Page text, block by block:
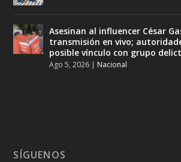
Asesinan al influencer César
transmisión en vivo;
posible vínculo con grupo
Ago 5, 2026 | Nacional
SÍGUENOS